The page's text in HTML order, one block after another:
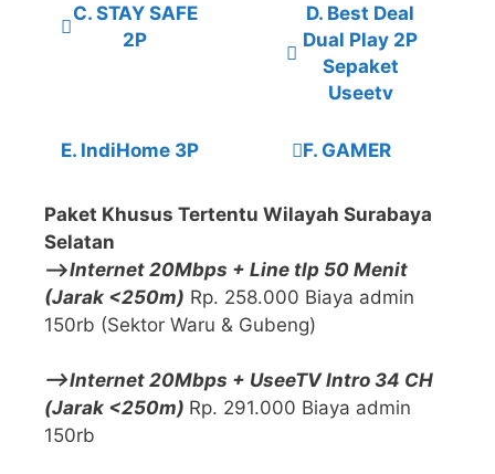
C. STAY SAFE
2P
D. Best Deal
Dual Play 2P
Sepaket
Useetv
E. IndiHome 3P F. GAMER
Paket Khusus Tertentu Wilayah Surabaya
Selatan
—>Internet 20Mbps + Line tlp 50 Menit
(Jarak <250m) Rp. 258.000 Biaya admin
150rb (Sektor Waru & Gubeng)
—>Internet 20Mbps + UseeTV Intro 34 CH
(Jarak <250m) Rp. 291.000 Biaya admin
150rb